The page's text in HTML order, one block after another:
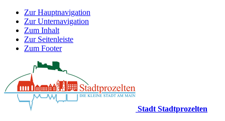
Zur Hauptnavigation
Zur Unternavigation
Zum Inhalt
Zur Seitenleiste
Zum Footer
Stadt Stadtprozelten